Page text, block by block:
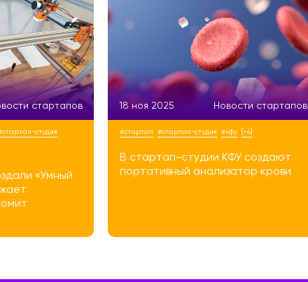
стартапов
студия
«Умный
18 ноя 2025 Новости стартапов
#стартап #стартап-студия #кфу [+4]
В стартап-студии КФУ создают
портативный анализатор крови